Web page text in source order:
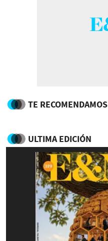
TE RECOMENDAMOS
ULTIMA EDICIÓN